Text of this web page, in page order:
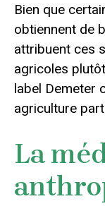
Bien que
obtiennent de
attribuent ces
agricoles
label Demeter
agriculture
La